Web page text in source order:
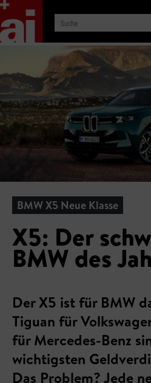
BMW X5 Neue Klasse
X5: Der
BMW des
Der X5 ist für BMW
Tiguan für
für Mercedes-Benz
wichtigsten
Das Problem? Jede